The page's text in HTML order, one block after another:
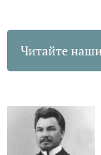
Читайте